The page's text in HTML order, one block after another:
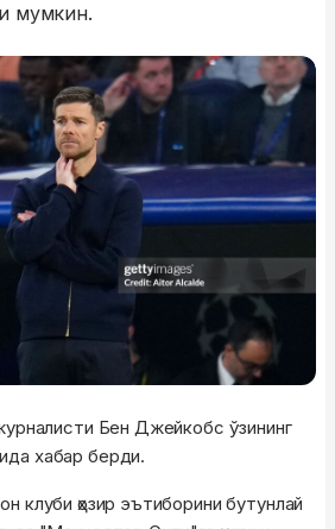
мумкин.
Бен Джейкобс ўзининг
хабар берди.
клуби ҳозир эътиборини бутунлай